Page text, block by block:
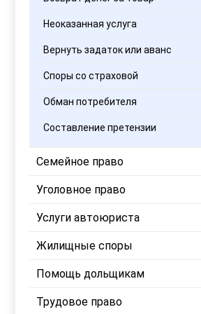
Неоказанная услуга
Вернуть задаток или аванс
Споры со страховой
Обман потребителя
Составление претензии
Семейное право
Уголовное право
Услуги автоюриста
Жилищные споры
Помощь дольщикам
Трудовое право